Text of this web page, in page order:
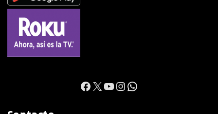
https://
X YouTube
Instagram
WhatsApp